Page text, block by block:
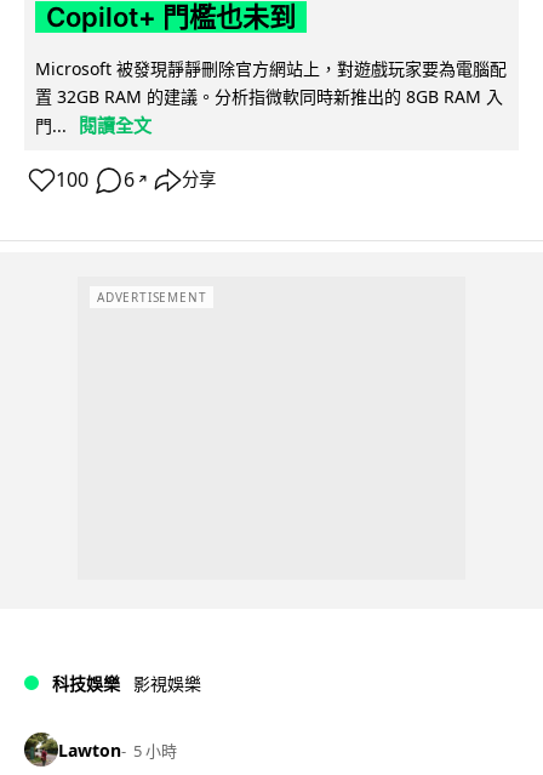
Copilot+ 門檻也未到
Microsoft 被發現靜靜刪除官方網站上，對遊戲玩家要為電腦配
置 32GB RAM 的建議。分析指微軟同時新推出的 8GB RAM 入
門...
閱讀全文
100 6 ↗ 分享
ADVERTISEMENT
科技娛樂 影視娛樂
Lawton 5 小時